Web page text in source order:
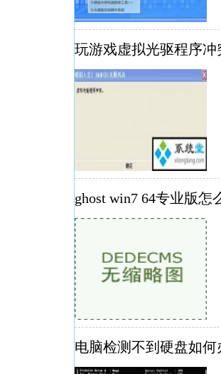
玩游戏虚拟光驱程序
ghost win7 64专业版怎
电脑检测不到硬盘如